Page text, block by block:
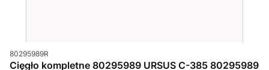
Kod produktu
80295989R
Cięgło kompletne 80295989 URSUS C-385 80295989